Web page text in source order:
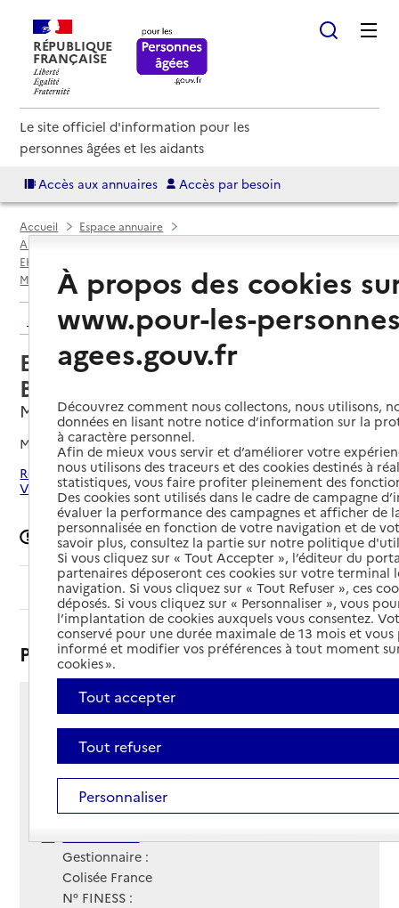
RÉPUBLIQUE
FRANÇAISE
Le site officiel d'information pour les
personnes âgées et les aidants
Accès aux annuaires Accès par besoin
Accueil
Espace annuaire
Annuaire EHPAD et maisons de retraite
EHPAD par département
Messigny-et-Vantoux
EHPAD Résidence des Ducs de Bourgogne
Retour aux résultats de l'annuaire
EHPAD Résidence des Ducs de
Bourgogne
Messigny-et-Vantoux, COTE-D'OR
Mis à jour le23/01/2026
Rechercher les établissements autour de Messigny-et-
Vantoux
Signaler une erreur
Sommaire
Présentation
2 rue du Champ Passavent
21380 - Messigny-et-Vantoux
Voir itinéraire
Téléphone :
03 80 54 25 25
Contact
Contact
Gestionnaire :
Colisée France
N° FINESS :
À propos des cookies
www.pour-les-
agees.gouv.fr
Découvrez comment nous collectons, nous utilisons,
données en lisant notre notice d’information sur la
à caractère personnel.
Afin de mieux vous servir et d’améliorer votre
nous utilisons des traceurs et des cookies destinés à
statistiques, vous faire profiter pleinement des
Des cookies sont utilisés dans le cadre de campagne
évaluer la performance des campagnes et afficher de
personnalisée en fonction de votre navigation et de
savoir plus, consultez la partie sur notre politique
Si vous cliquez sur « Tout Accepter », l’éditeur du
partenaires déposeront ces cookies sur votre terminal
navigation. Si vous cliquez sur « Tout Refuser », ces
déposés. Si vous cliquez sur « Personnaliser », vous
l’implantation de cookies auxquels vous consentez.
conservé pour une durée maximale de 13 mois et
informé et modifier vos préférences à tout moment
cookies ».
Tout accepter
Tout refuser
Personnaliser